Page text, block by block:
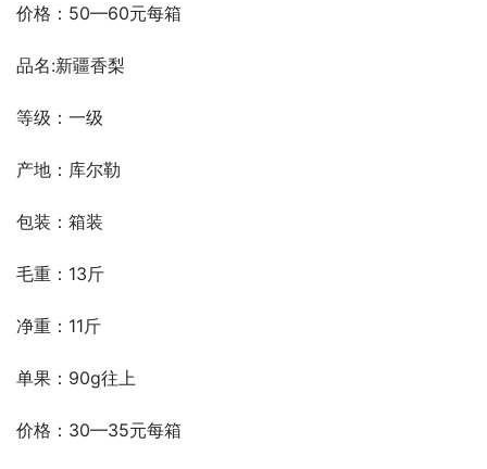
价格：50—60元每箱
品名:新疆香梨
等级：一级
产地：库尔勒
包装：箱装
毛重：13斤
净重：11斤
单果：90g往上
价格：30—35元每箱